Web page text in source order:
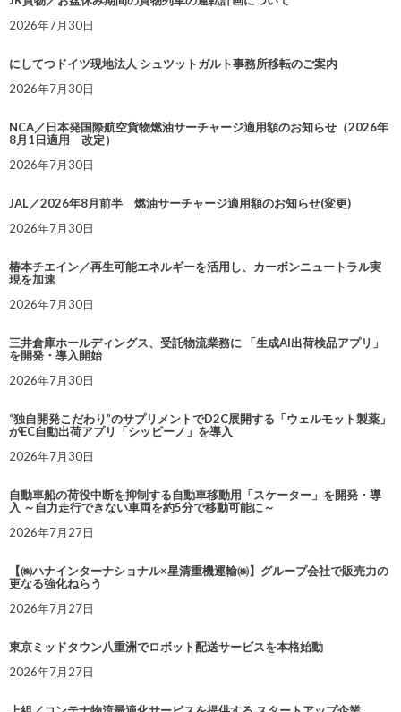
2026年7月30日
にしてつドイツ現地法人 シュツットガルト事務所移転のご案内
2026年7月30日
NCA／日本発国際航空貨物燃油サーチャージ適用額のお知らせ（2026年
8月1日適用 改定）
2026年7月30日
JAL／2026年8月前半 燃油サーチャージ適用額のお知らせ(変更)
2026年7月30日
椿本チエイン／再生可能エネルギーを活用し、カーボンニュートラル実
現を加速
2026年7月30日
三井倉庫ホールディングス、受託物流業務に 「生成AI出荷検品アプリ」
を開発・導入開始
2026年7月30日
“独自開発こだわり”のサプリメントでD2C展開する「ウェルモット製薬」
がEC自動出荷アプリ「シッピーノ」を導入
2026年7月30日
自動車船の荷役中断を抑制する自動車移動用「スケーター」を開発・導
入 ～自力走行できない車両を約5分で移動可能に～
2026年7月27日
【㈱ハナインターナショナル×星清重機運輸㈱】グループ会社で販売力の
更なる強化ねらう
2026年7月27日
東京ミッドタウン八重洲でロボット配送サービスを本格始動
2026年7月27日